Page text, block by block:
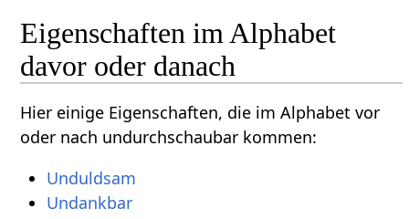
Eigenschaften im Alphabet
davor oder danach
Hier einige Eigenschaften, die im Alphabet vor
oder nach undurchschaubar kommen:
Unduldsam
Undankbar